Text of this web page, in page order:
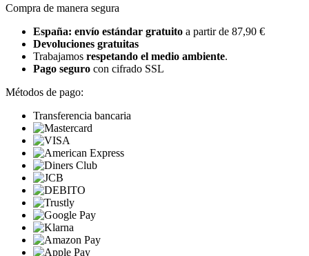
Compra de manera segura
España: envío estándar gratuito a partir de 87,90 €
Devoluciones gratuitas
Trabajamos respetando el medio ambiente.
Pago seguro con cifrado SSL
Métodos de pago:
Transferencia bancaria